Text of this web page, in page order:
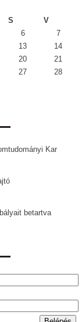
S
V
6
7
13
14
20
21
27
28
Kar
betartva